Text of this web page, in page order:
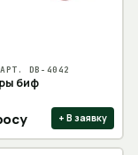
DB-4042
биф
+ В заявку